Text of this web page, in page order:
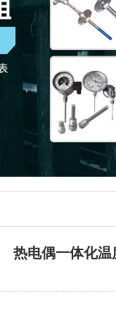
热电偶一体化